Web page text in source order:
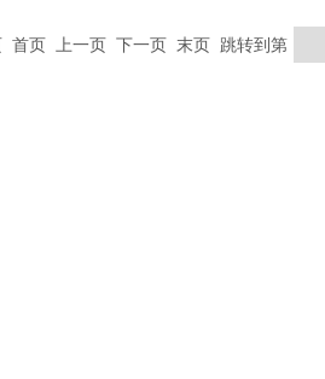
首页 上一页 下一页 末页 跳转到第